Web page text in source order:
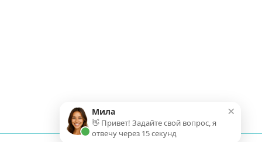
×
Мила
👋 Привет! Задайте свой вопрос, я
отвечу через 15 секунд